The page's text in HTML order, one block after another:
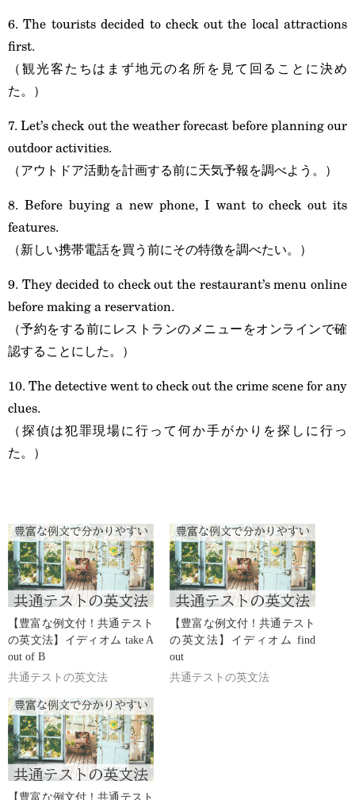
6. The tourists decided to check out the local attractions
first.
（観光客たちはまず地元の名所を見て回ることに決め
た。）
7. Let’s check out the weather forecast before planning our
outdoor activities.
（アウトドア活動を計画する前に天気予報を調べよう。）
8. Before buying a new phone, I want to check out its
features.
（新しい携帯電話を買う前にその特徴を調べたい。）
9. They decided to check out the restaurant’s menu online
before making a reservation.
（予約をする前にレストランのメニューをオンラインで確
認することにした。）
10. The detective went to check out the crime scene for any
clues.
（探偵は犯罪現場に行って何か手がかりを探しに行っ
た。）
【豊富な例文付！共通テスト
の英文法】イディオム take A
out of B
共通テストの英文法
【豊富な例文付！共通テスト
の英文法】イディオム find
out
共通テストの英文法
【豊富な例文付！共通テスト